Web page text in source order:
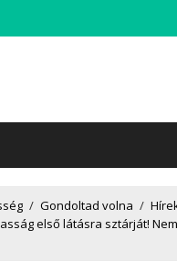
/ Gondoltad volna /
első látásra sztárját!